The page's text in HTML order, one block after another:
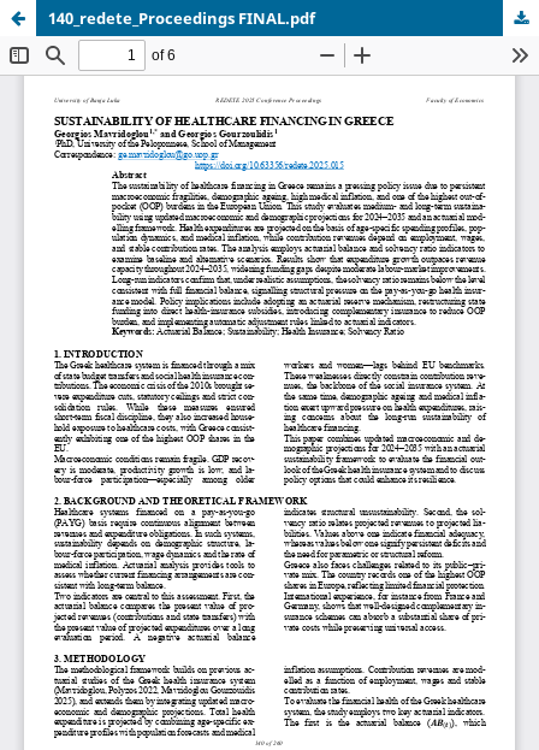
140_redete_Proceedings FINAL.pdf